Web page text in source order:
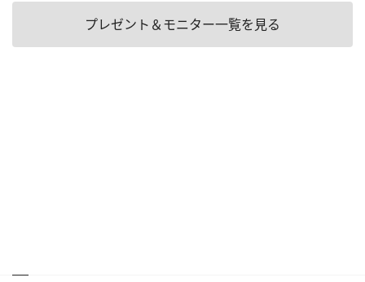
プレゼント＆モニター一覧を見る